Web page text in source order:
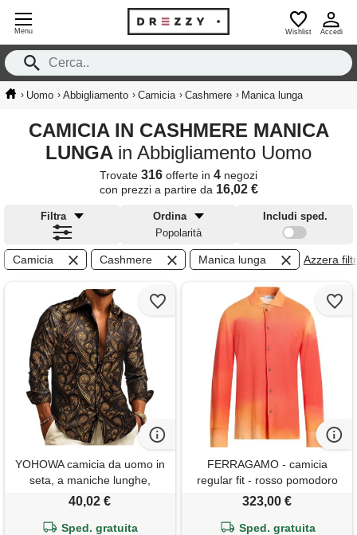
Menu Wishlist Accedi
› Uomo › Abbigliamento › Camicia › Cashmere › Manica lunga
CAMICIA IN CASHMERE MANICA
LUNGA in Abbigliamento Uomo
Trovate 316 offerte in 4 negozi
con prezzi a partire da 16,02 €
Filtra
Ordina
Popolarità
Includi sped.
Camicia Cashmere Manica lunga Azzera
YOHOWA camicia da uomo in
seta, a maniche lunghe,
motivo cachemire, jacquard,
per feste e balli, nero oro, xxl
40,02 €
Sped. gratuita
FERRAGAMO - camicia
regular fit - rosso pomodoro
323,00 €
Sped. gratuita